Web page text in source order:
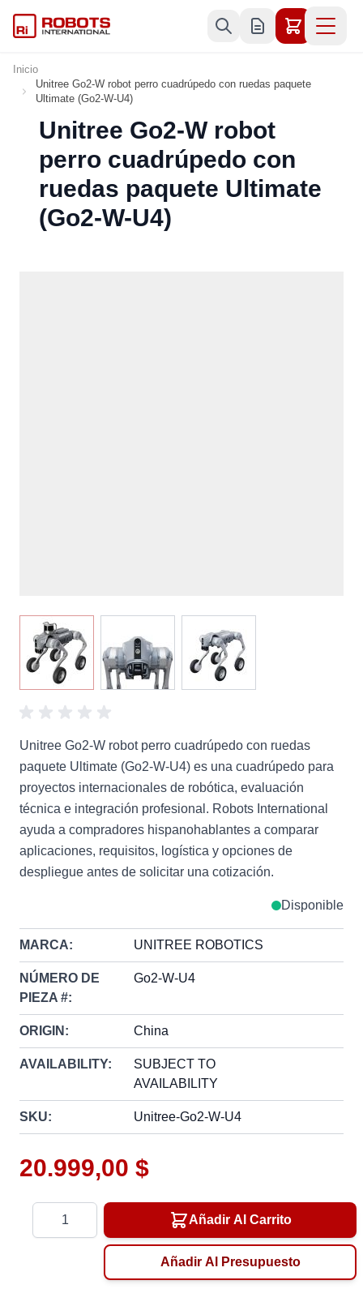
Inicio
Unitree Go2-W robot perro cuadrúpedo con ruedas paquete
Ultimate (Go2-W-U4)
Unitree Go2-W robot
perro cuadrúpedo con
ruedas paquete Ultimate
(Go2-W-U4)
View larger image
Unitree Go2-W robot perro cuadrúpedo con ruedas
paquete Ultimate (Go2-W-U4) es una cuadrúpedo para
proyectos internacionales de robótica, evaluación
técnica e integración profesional. Robots International
ayuda a compradores hispanohablantes a comparar
aplicaciones, requisitos, logística y opciones de
despliegue antes de solicitar una cotización.
Disponible
MARCA: UNITREE ROBOTICS
NÚMERO DE
PIEZA #:
Go2-W-U4
ORIGIN: China
AVAILABILITY:
SUBJECT TO
AVAILABILITY
SKU: Unitree-Go2-W-U4
20.999,00 $
Añadir Al Carrito
Añadir Al Presupuesto